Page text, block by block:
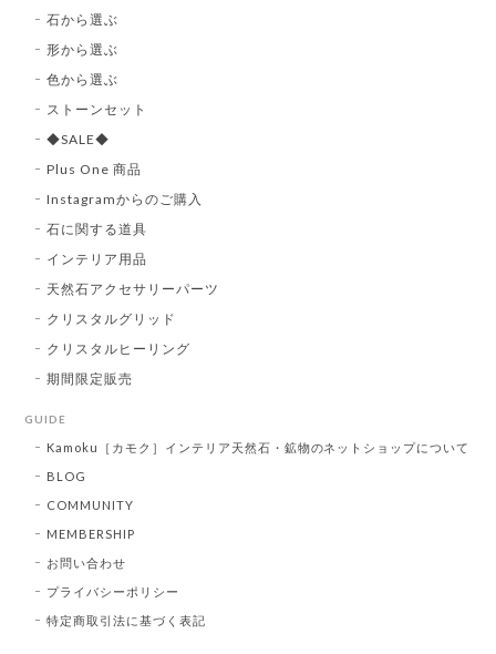
石から選ぶ
形から選ぶ
色から選ぶ
ストーンセット
◆SALE◆
Plus One 商品
Instagramからのご購入
石に関する道具
インテリア用品
天然石アクセサリーパーツ
クリスタルグリッド
クリスタルヒーリング
期間限定販売
GUIDE
Kamoku［カモク］インテリア天然石・鉱物のネットショップについて
BLOG
COMMUNITY
MEMBERSHIP
お問い合わせ
プライバシーポリシー
特定商取引法に基づく表記